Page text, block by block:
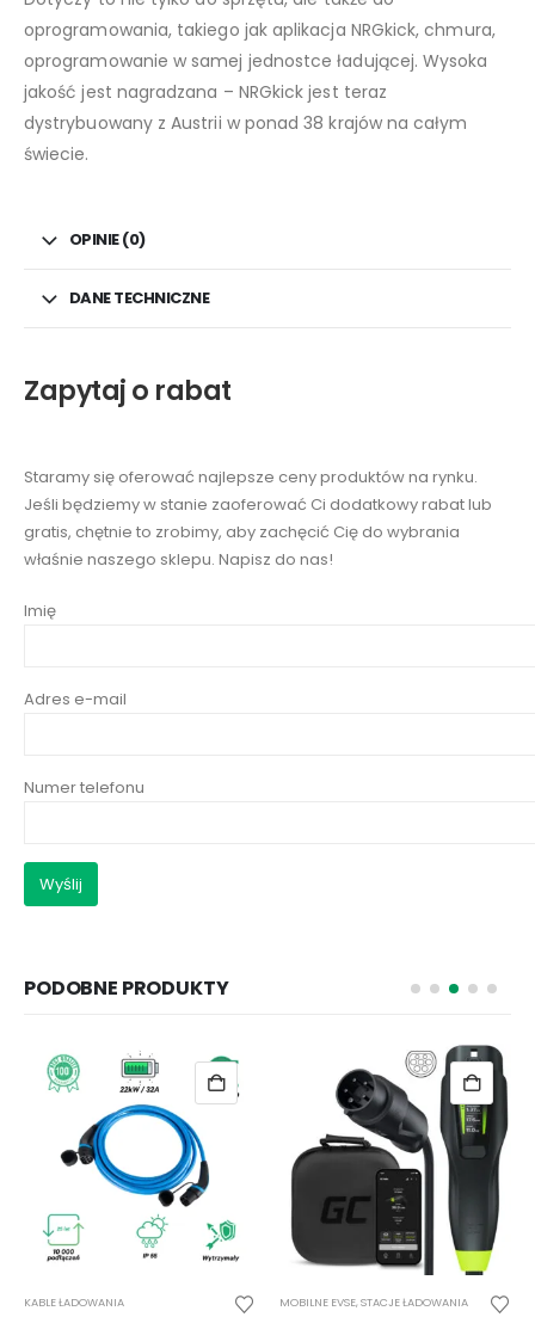
oprogramowania, takiego jak aplikacja NRGkick, chmura,
oprogramowanie w samej jednostce ładującej. Wysoka
jakość jest nagradzana – NRGkick jest teraz
dystrybuowany z Austrii w ponad 38 krajów na całym
świecie.
OPINIE (0)
DANE TECHNICZNE
Zapytaj o rabat
Staramy się oferować najlepsze ceny produktów na rynku.
Jeśli będziemy w stanie zaoferować Ci dodatkowy rabat lub
gratis, chętnie to zrobimy, aby zachęcić Cię do wybrania
właśnie naszego sklepu. Napisz do nas!
Imię
Adres e-mail
Numer telefonu
PODOBNE PRODUKTY
KABLE ŁADOWANIA MOBILNE EVSE,STACJE ŁADOWANIA